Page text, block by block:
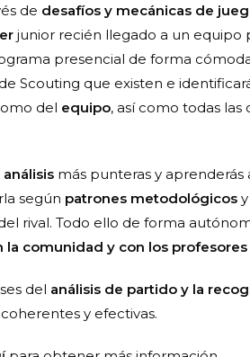
de desafíos y mecánicas de
junior recién llegado a un equipo
presencial de forma
Scouting que existen e
del equipo, así como todas las
más punteras y aprenderás
según patrones metodológicos
rival. Todo ello de forma
comunidad y con los profesores
del análisis de partido y la
y efectivas.